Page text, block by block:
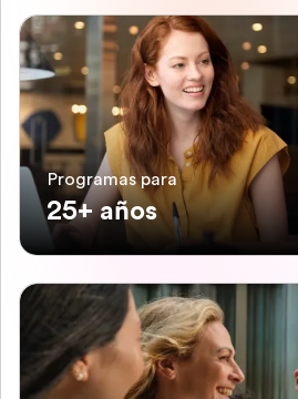
Programas para
25+ años